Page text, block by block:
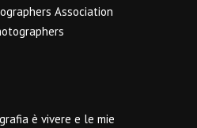
è vivere e le mie